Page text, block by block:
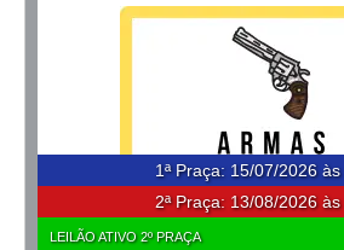
1ª Praça: 15/07/2026
2ª Praça: 13/08/2026
LEILÃO ATIVO 2º PRAÇA